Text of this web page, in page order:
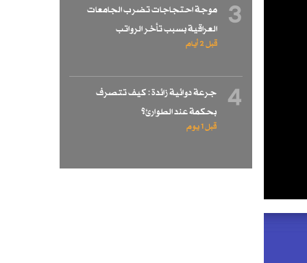
3
موجة احتجاجات تضرب الجامعات
العراقية بسبب تأخر الرواتب
قبل 2 أيام
4
جرعة دوائية زائدة : كيف تتصرف
بحكمة عند الطوارئ؟
قبل 1 یوم